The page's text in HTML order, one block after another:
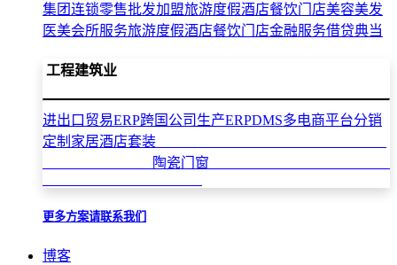
集团连锁零售批发加盟旅游度假酒店餐饮门店美容美发
医美会所服务旅游度假酒店餐饮门店金融服务借贷典当
工程建筑业
进出口贸易ERP跨国公司生产ERPDMS多电商平台分销
定制家居酒店套装
陶瓷门窗
更多方案请联系我们
博客